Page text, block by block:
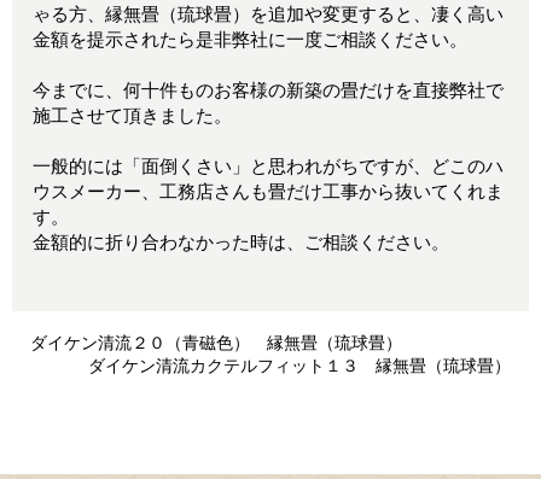
ゃる方、縁無畳（琉球畳）を追加や変更すると、凄く高い
金額を提示されたら是非弊社に一度ご相談ください。
今までに、何十件ものお客様の新築の畳だけを直接弊社で
施工させて頂きました。
一般的には「面倒くさい」と思われがちですが、どこのハ
ウスメーカー、工務店さんも畳だけ工事から抜いてくれま
す。
金額的に折り合わなかった時は、ご相談ください。
ダイケン清流２０（青磁色） 縁無畳（琉球畳）
ダイケン清流カクテルフィット１３ 縁無畳（琉球畳）